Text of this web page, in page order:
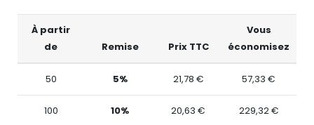
À partir
de
Remise Prix TTC
Vous
économisez
50 5% 21,78 € 57,33 €
100 10% 20,63 € 229,32 €